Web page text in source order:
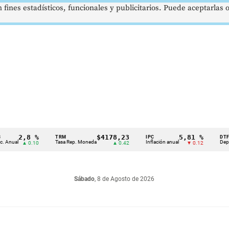
2,8 %
▲ 0.10 Tasa Rep. Moneda
$4178,23
▲ 0.42 Inflación anual
5,81 %
▼ 0.12 Dep.
Sábado, 8 de Agosto de 2026
estadísticos, funcionales y publicitarios. Puede aceptarlas